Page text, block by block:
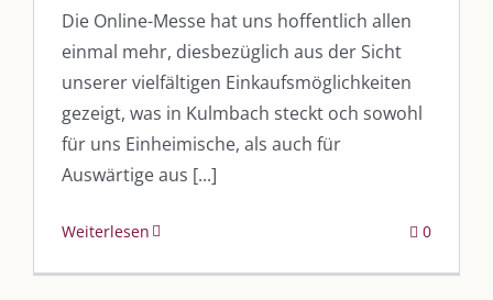
Die Online-Messe hat uns hoffentlich allen
einmal mehr, diesbezüglich aus der Sicht
unserer vielfältigen Einkaufsmöglichkeiten
gezeigt, was in Kulmbach steckt och sowohl
für uns Einheimische, als auch für
Auswärtige aus [...]
Weiterlesen 0